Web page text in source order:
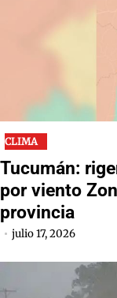
CLIMA
Tucumán:
por viento
provincia
julio 17, 2026